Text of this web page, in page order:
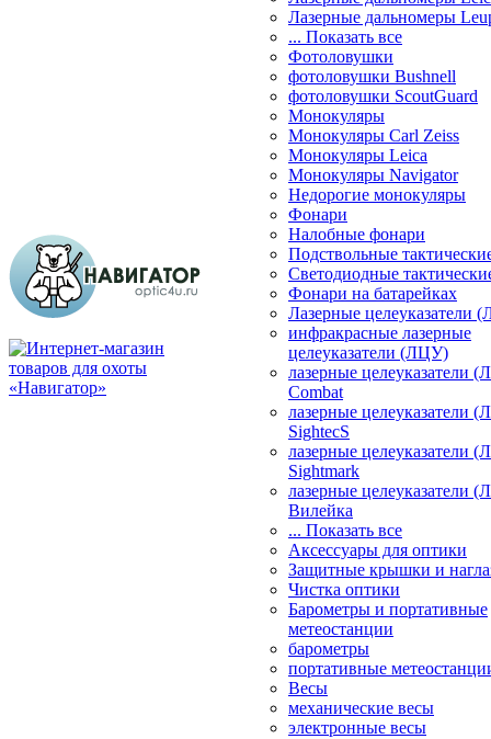
Лазерные дальномеры
... Показать все
Фотоловушки
фотоловушки Bushnell
фотоловушки ScoutGuard
Монокуляры
Монокуляры Carl Zeiss
Монокуляры Leica
Монокуляры Navigator
Недорогие монокуляры
Фонари
Налобные фонари
Подствольные
Светодиодные
Фонари на батарейках
Лазерные целеуказатели
инфракрасные лазерные
целеуказатели (ЛЦУ)
лазерные целеуказатели
Combat
лазерные целеуказатели
SightecS
лазерные целеуказатели
Sightmark
лазерные целеуказатели
Вилейка
... Показать все
Аксессуары для оптики
Защитные крышки и
Чистка оптики
Барометры и портативные
метеостанции
барометры
портативные
Весы
механические весы
электронные весы